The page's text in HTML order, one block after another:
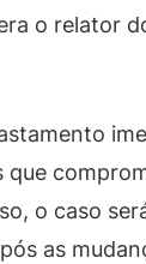
o relator
o caso
as